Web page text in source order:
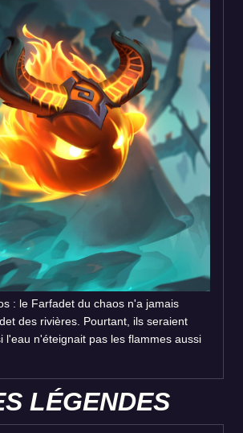
: le Farfadet du chaos n'a jamais
des rivières. Pourtant, ils seraient
l'eau n'éteignait pas les flammes aussi
LÉGENDES